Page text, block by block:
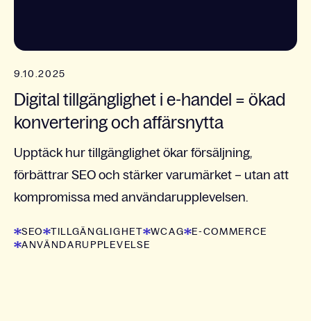
9.10.2025
Digital tillgänglighet i e-handel = ökad
konvertering och affärsnytta
Upptäck hur tillgänglighet ökar försäljning,
förbättrar SEO och stärker varumärket – utan att
kompromissa med användarupplevelsen.
SEO TILLGÄNGLIGHET WCAG
E-COMMERCE
ANVÄNDARUPPLEVELSE